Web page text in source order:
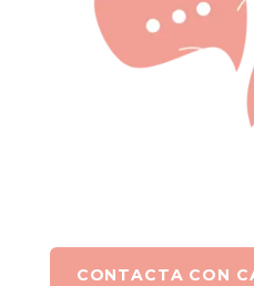
CONTACTA CON